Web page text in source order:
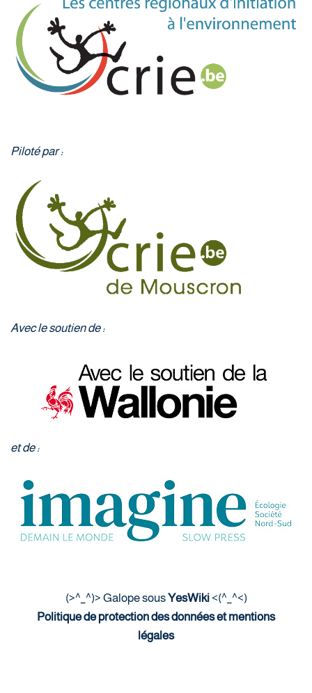
Piloté par :
Avec le soutien de :
et de :
(>^_^)> Galope sousYesWiki<(^_^<)
Politique de protection des données et mentions
légales